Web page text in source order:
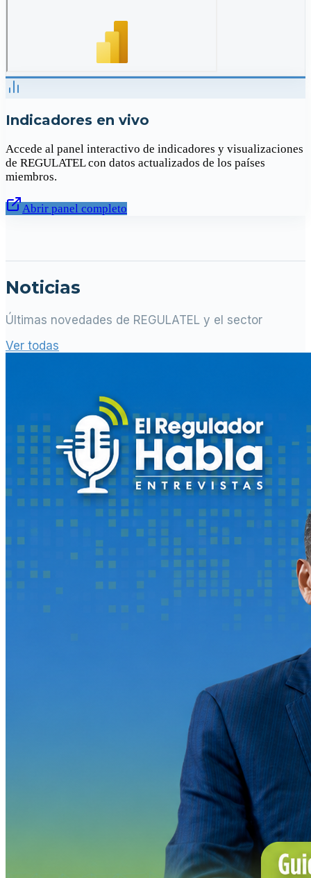
Indicadores en vivo
Accede al panel interactivo de indicadores y visualizaciones
de REGULATEL con datos actualizados de los países
miembros.
Abrir panel completo
Noticias
Últimas novedades de REGULATEL y el sector
Ver todas